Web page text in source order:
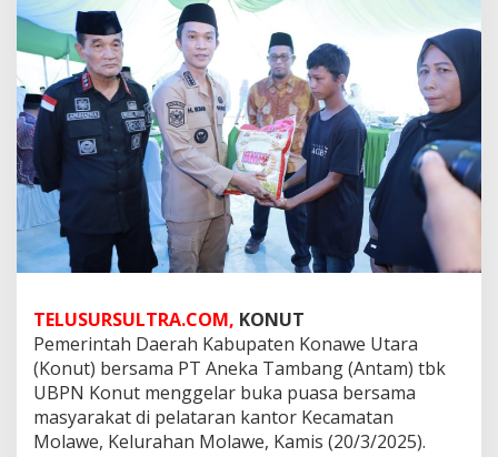
TELUSURSULTRA.COM, KONUT
Pemerintah Daerah Kabupaten Konawe Utara
(Konut) bersama PT Aneka Tambang (Antam) tbk
UBPN Konut menggelar buka puasa bersama
masyarakat di pelataran kantor Kecamatan
Molawe, Kelurahan Molawe, Kamis (20/3/2025).